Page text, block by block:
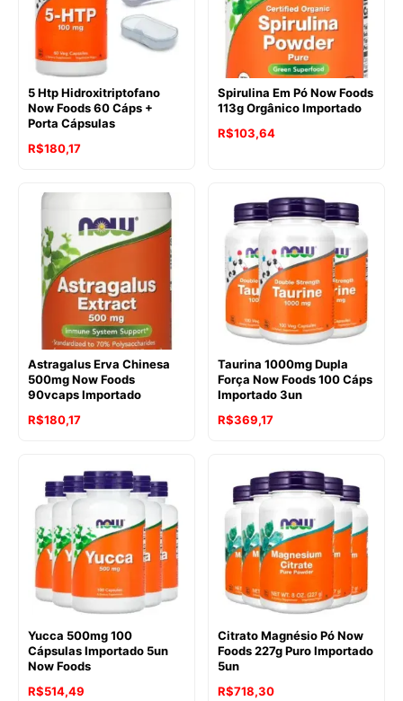
5 Htp Hidroxitriptofano
Now Foods 60 Cáps +
Porta Cápsulas
R$180,17
Spirulina Em Pó Now Foods
113g Orgânico Importado
R$103,64
Astragalus Erva Chinesa
500mg Now Foods
90vcaps Importado
R$180,17
Taurina 1000mg Dupla
Força Now Foods 100 Cáps
Importado 3un
R$369,17
Yucca 500mg 100
Cápsulas Importado 5un
Now Foods
R$514,49
Citrato Magnésio Pó Now
Foods 227g Puro Importado
5un
R$718,30